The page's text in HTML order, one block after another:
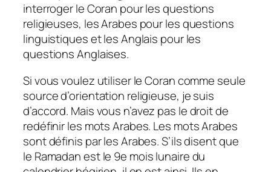
interroger le Coran pour les questions
religieuses, les Arabes pour les questions
linguistiques et les Anglais pour les
questions Anglaises.
Si vous voulez utiliser le Coran comme seule
source d’orientation religieuse, je suis
d’accord. Mais vous n’avez pas le droit de
redéfinir les mots Arabes. Les mots Arabes
sont définis par les Arabes. S’ils disent que
le Ramadan est le 9e mois lunaire du